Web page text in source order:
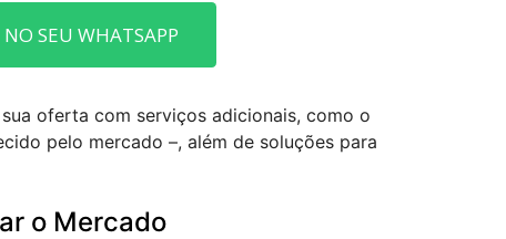
SEU WHATSAPP
oferta com serviços adicionais, como o
pelo mercado –, além de soluções para
o Mercado